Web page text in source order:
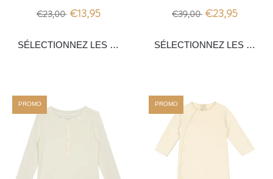
label
€23,00 €13,95
label
€39,00 €23,95
PROMO PROMO